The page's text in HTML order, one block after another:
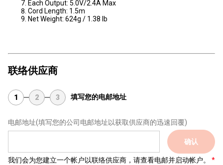
Each Output: 5.0V/2.4A Max
Cord Length: 1.5m
Net Weight: 624g / 1.38 lb
联络供应商
1 2 3 填写您的电邮地址
电邮地址(填写您的公司电邮地址以获取供应商的迅速回覆)
确认
我们会为您建立一个帐户以联络供应商，请查看电邮并启动帐户。